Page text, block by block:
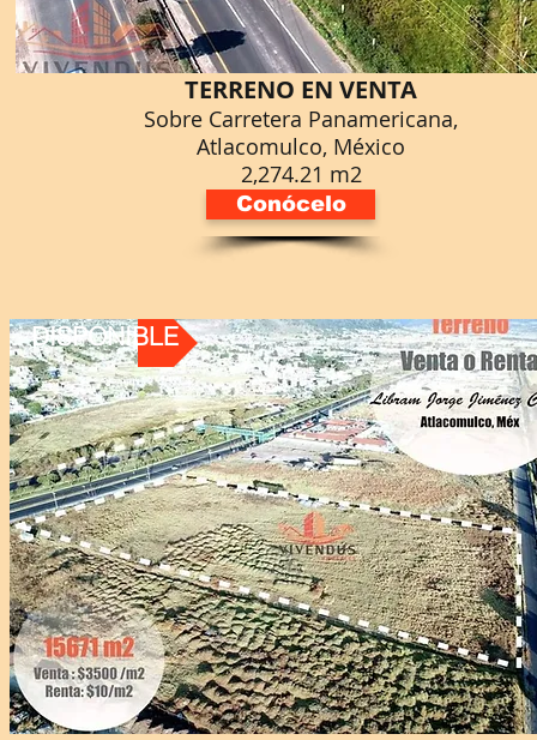
TERRENO EN VENTA
Sobre Carretera Panamericana,
Atlacomulco, México
2,274.21 m2
Conócelo
DISPONIBLE